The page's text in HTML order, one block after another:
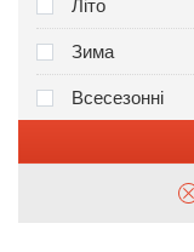
Літо
Зима
Всесезонні